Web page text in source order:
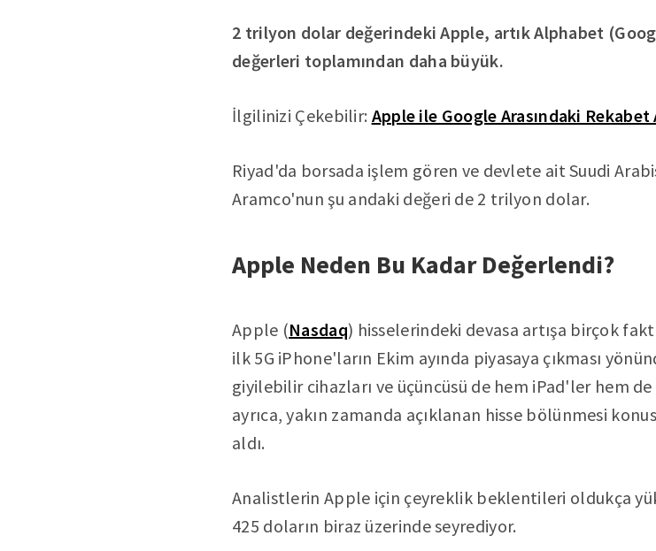
2 trilyon dolar değerindeki Apple, artık Alphabet
değerleri toplamından daha büyük.
İlgilinizi Çekebilir: Apple ile Google Arasındaki Rekabet
Riyad'da borsada işlem gören ve devlete ait Suudi
Aramco'nun şu andaki değeri de 2 trilyon dolar.
Apple Neden Bu Kadar Değerlendi?
Apple (Nasdaq) hisselerindeki devasa artışa birçok
ilk 5G iPhone'ların Ekim ayında piyasaya çıkması
giyilebilir cihazları ve üçüncüsü de hem iPad'ler hem
ayrıca, yakın zamanda açıklanan hisse bölünmesi
aldı.
Analistlerin Apple için çeyreklik beklentileri oldukça
425 doların biraz üzerinde seyrediyor.